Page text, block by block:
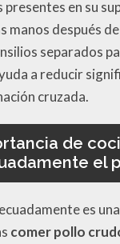
en su
manos después
separados
a reducir
cruzada.
de
el
es
comer pollo